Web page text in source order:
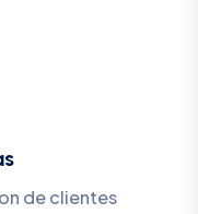
de clientes